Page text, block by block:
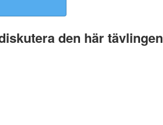
den här tävlingen